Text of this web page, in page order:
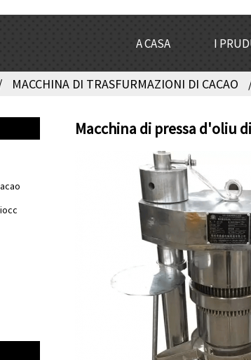
A CASA I
MACCHINA DI TRASFURMAZIONI DI CACAO
Macchina di pressa d'oliu